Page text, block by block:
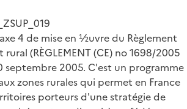
4 de mise en ½uvre du Règlement
(RÈGLEMENT (CE) no 1698/2005
septembre 2005. C'est un programme
zones rurales qui permet en France
porteurs d'une stratégie de